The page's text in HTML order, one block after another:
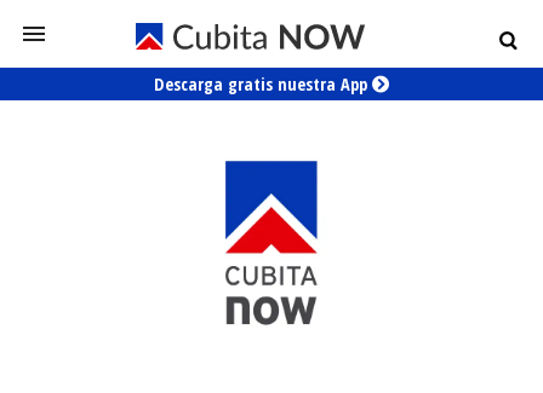
Descarga gratis nuestra App